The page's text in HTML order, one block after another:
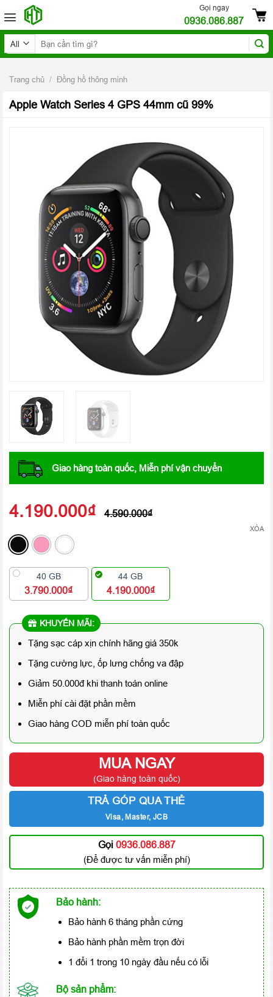
to
content
Gọi ngay
0936.086.887
Tìm
kiếm:
Trang chủ / Đồng hồ thông minh
Apple Watch Series 4 GPS 44mm cũ 99%
Giao hàng toàn quốc, Miễn phí vận chuyển
4.190.000₫ 4.590.000₫
XÓA
40 GB
3.790.000₫
44 GB
4.190.000₫
KHUYẾN MÃI:
Tặng sạc cáp xịn chính hãng giá 350k
Tặng cường lực, ốp lưng chống va đập
Giảm 50.000đ khi thanh toán online
Miễn phí cài đặt phần mềm
Giao hàng COD miễn phí toàn quốc
MUA NGAY
(Giao hàng toàn quốc)
TRẢ GÓP QUA THẺ
Visa, Master, JCB
Gọi 0936.086.887
(Để được tư vấn miễn phí)
Bảo hành:
Bảo hành 6 tháng phần cứng
Bảo hành phần mềm trọn đời
1 đổi 1 trong 10 ngày đầu nếu có lỗi
Bộ sản phẩm: